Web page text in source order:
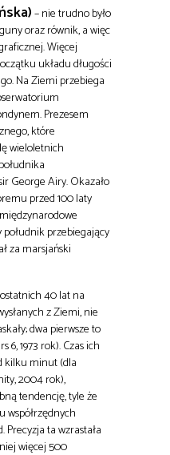
– nie trudno było
oraz równik, a więc
Więcej
układu długości
Na Ziemi przebiega
Prezesem
które
wieloletnich
George Airy. Okazało
przed 100 laty
przebiegający
za marsjański
40 lat na
z Ziemi, nie
dwa pierwsze to
6, 1973 rok). Czas ich
kilku minut (dla
2004 rok),
tendencję, tyle że
współrzędnych
ta wzrastała
więcej 500